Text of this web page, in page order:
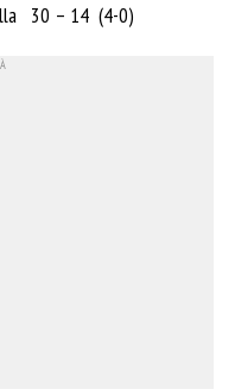
30 – 14 (4-0)